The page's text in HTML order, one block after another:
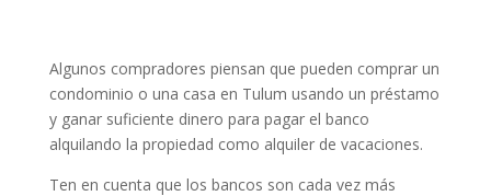
Algunos compradores piensan que pueden comprar un
condominio o una casa en Tulum usando un préstamo
y ganar suficiente dinero para pagar el banco
alquilando la propiedad como alquiler de vacaciones.
Ten en cuenta que los bancos son cada vez más